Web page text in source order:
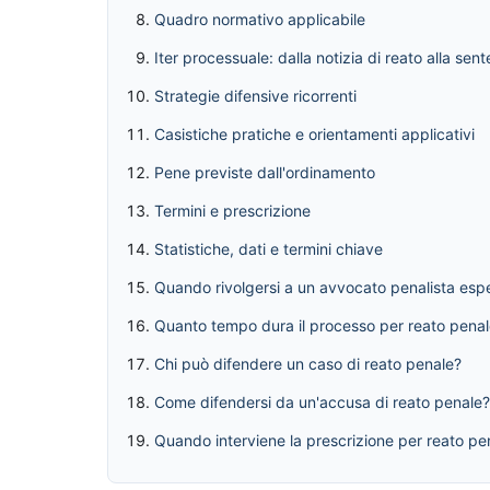
Quadro normativo applicabile
Iter processuale: dalla notizia di reato alla
Strategie difensive ricorrenti
Casistiche pratiche e orientamenti applicativi
Pene previste dall'ordinamento
Termini e prescrizione
Statistiche, dati e termini chiave
Quando rivolgersi a un avvocato penalista
Quanto tempo dura il processo per reato
Chi può difendere un caso di reato penale?
Come difendersi da un'accusa di reato penale?
Quando interviene la prescrizione per reato